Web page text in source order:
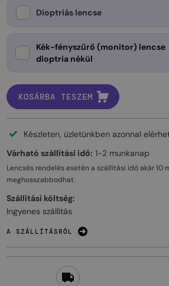
Dioptriás lencse
Kék-fényszűrő (monitor) lencse
dioptria nékül
KOSÁRBA TESZEM
Készleten, üzletünkben azonnal
Várható szállítási idő: 1-2 munkanap
Lencsés rendelés esetén a szállítási idő akár10
meghosszabbodhat.
Szállítási költség:
Ingyenes szállítás
A SZÁLLÍTÁSRÓL